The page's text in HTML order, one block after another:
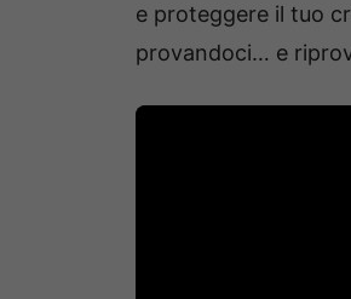
e proteggere il tuo
provandoci… e